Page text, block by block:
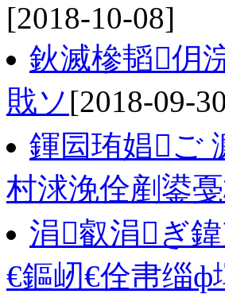
[2018-10-08]
鈥滅槮韬仴
戝ソ[2018-09-
鍕囩珛娼ご
村浗浼佺剷鍙
涓叡涓ぎ
€鏂屻€佺帇缁ф